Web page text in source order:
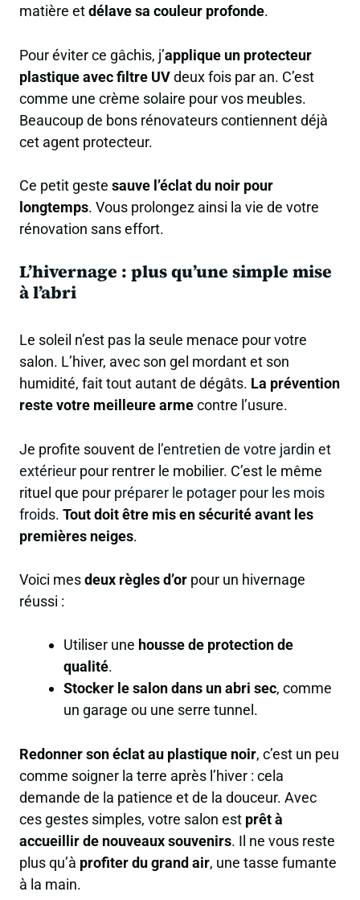
matière etdélave sa couleur profonde.
Pour éviter ce gâchis, j’applique un protecteur
plastique avec filtre UVdeux fois par an. C’est
comme une crème solaire pour vos meubles.
Beaucoup de bons rénovateurs contiennent déjà
cet agent protecteur.
Ce petit geste sauve l’éclat du noir pour
longtemps. Vous prolongez ainsi la vie de votre
rénovation sans effort.
L’hivernage : plus qu’une simple mise
à l’abri
Le soleil n’est pas la seule menace pour votre
salon. L’hiver, avec son gel mordant et son
humidité, fait tout autant de dégâts. La prévention
reste votre meilleure armecontre l’usure.
Je profite souvent de l’entretien de votre jardin et
extérieur pour rentrer le mobilier. C’est le même
rituel que pour préparer le potager pour les mois
froids. Tout doit être mis en sécurité avant les
premières neiges.
Voici mesdeux règles d’or pour un hivernage
réussi :
Utiliser une housse de protection de
qualité.
Stocker le salon dans un abri sec, comme
un garage ou une serre tunnel.
Redonner son éclat au plastique noir, c’est un peu
comme soigner la terre après l’hiver : cela
demande de la patience et de la douceur. Avec
ces gestes simples, votre salon est prêt à
accueillir de nouveaux souvenirs. Il ne vous reste
plus qu’à profiter du grand air, une tasse fumante
à la main.